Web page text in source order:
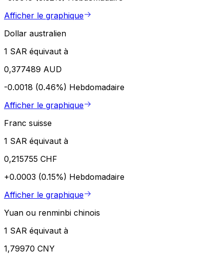
Afficher le graphique
Dollar australien
1 SAR équivaut à
0,377489 AUD
-0.0018 (0.46%) Hebdomadaire
Afficher le graphique
Franc suisse
1 SAR équivaut à
0,215755 CHF
+0.0003 (0.15%) Hebdomadaire
Afficher le graphique
Yuan ou renminbi chinois
1 SAR équivaut à
1,79970 CNY